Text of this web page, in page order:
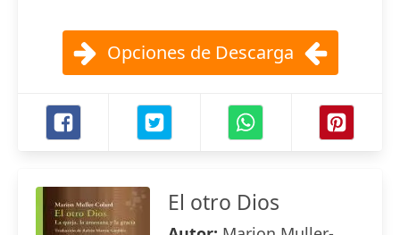
Opciones de Descarga
El otro Dios